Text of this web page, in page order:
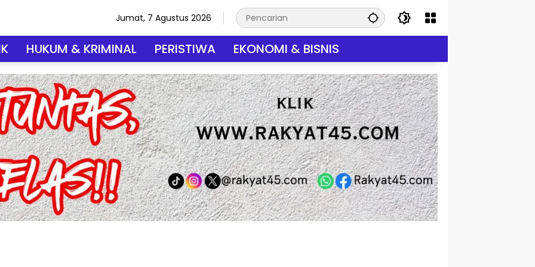
Jumat, 7 Agustus 2026
HUKUM & KRIMINAL PERISTIWA EKONOMI & BISNIS